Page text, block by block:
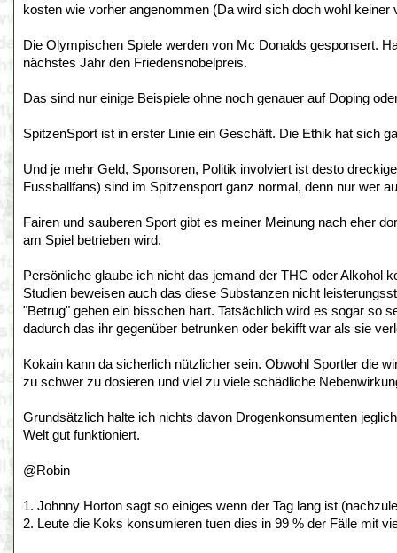
kosten wie vorher angenommen (Da wird sich doch wohl keiner
Die Olympischen Spiele werden von Mc Donalds gesponsert.
nächstes Jahr den Friedensnobelpreis.
Das sind nur einige Beispiele ohne noch genauer auf Doping
SpitzenSport ist in erster Linie ein Geschäft. Die Ethik hat sich
Und je mehr Geld, Sponsoren, Politik involviert ist desto
Fussballfans) sind im Spitzensport ganz normal, denn nur wer
Fairen und sauberen Sport gibt es meiner Meinung nach eher
am Spiel betrieben wird.
Persönliche glaube ich nicht das jemand der THC oder Alkohol
Studien beweisen auch das diese Substanzen nicht
"Betrug" gehen ein bisschen hart. Tatsächlich wird es sogar so
dadurch das ihr gegenüber betrunken oder bekifft war als sie
Kokain kann da sicherlich nützlicher sein. Obwohl Sportler die
zu schwer zu dosieren und viel zu viele schädliche
Grundsätzlich halte ich nichts davon Drogenkonsumenten
Welt gut funktioniert.
@Robin
1. Johnny Horton sagt so einiges wenn der Tag lang ist
2. Leute die Koks konsumieren tuen dies in 99 % der Fälle mit